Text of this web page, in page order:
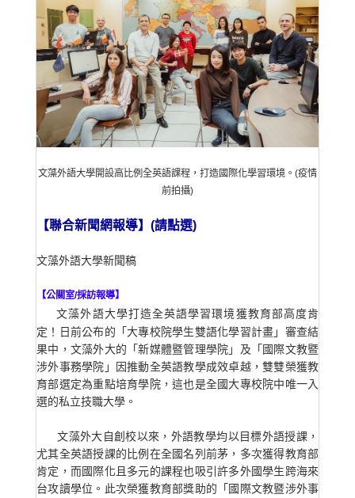
文藻外語大學開設高比例全英語課程， 打造國際化學習環境。(疫情
前拍攝)
【聯合新聞網報導】(請點選)
文藻外語大
【公關室/採訪報導】
文藻外語大學打造全英語學習環境獲教育部高度肯
定！日前公布的「大專校院學生雙語化學習計畫」審查結
果中，文藻外大的「新媒體暨管理學院」及「國際文教暨
涉外事務學院」因推動全英語教學成效卓越，雙雙榮獲教
育部選定為重點培育學院，這也是全國大專校院中唯一入
選的私立技職大學。
文藻外大自創校以來，外語教學均以目標外語授課，
尤其全英語授課的比例在全國名列前茅，多次獲得教育部
肯定，而國際化且多元的課程也吸引許多外國學生跨海來
台攻讀學位。此次榮獲教育部獎助的「國際文教暨涉外事